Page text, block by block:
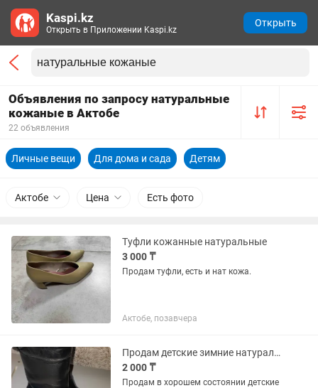
Объявления по запросу натуральные
кожаные в Актобе
22 объявления
Личные вещи Для дома и сада Детям
Актобе Цена Есть фото
Туфли кожанные натуральные
3 000 ₸
Продам туфли, есть и нат кожа.
Актобе, позавчера
Продам детские зимние натуральные кожаные сапожки размер 34.
2 000 ₸
Продам в хорошем состоянии детские
Kaspi.kz
Открыть в Приложении Kaspi.kz
Открыть